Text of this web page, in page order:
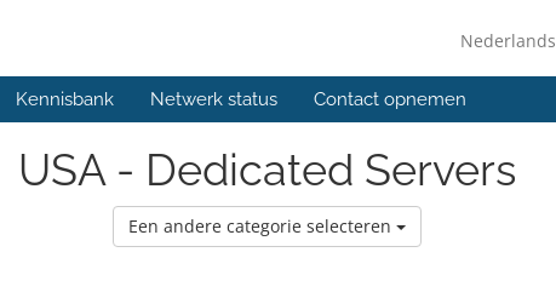
Nederlands
Kennisbank Netwerk status Contact opnemen
USA - Dedicated Servers
Een andere categorie selecteren